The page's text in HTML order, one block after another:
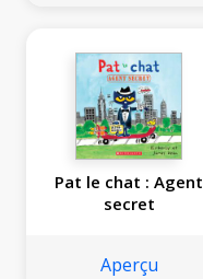
Pat le chat : Agent
secret
Aperçu